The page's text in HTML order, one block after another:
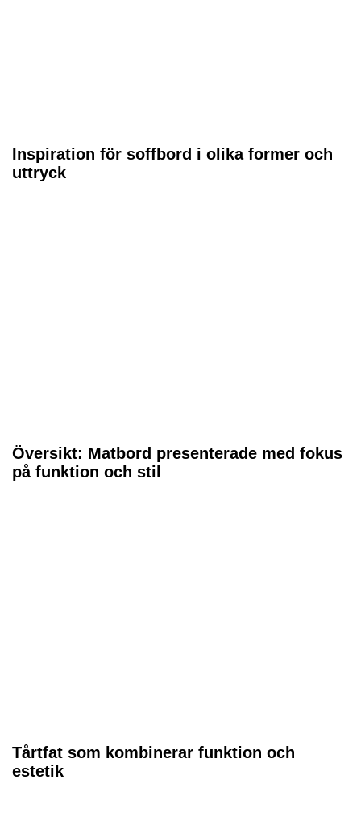
Inspiration för soffbord i olika former och
uttryck
Översikt: Matbord presenterade med fokus
på funktion och stil
Tårtfat som kombinerar funktion och
estetik